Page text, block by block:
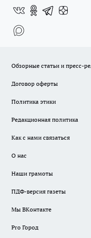
Обзорные статьи и пресс-
Договор оферты
Политика этики
Редакционная политика
Как с нами связаться
О нас
Наши грамоты
ПДФ-версия газеты
Мы ВКонтакте
Pro Город